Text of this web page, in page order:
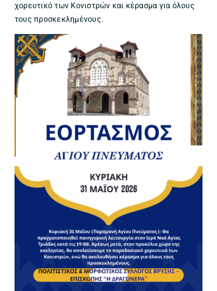
χορευτικό των Κονιστρών και κέρασμα για όλους
τους προσκεκλημένους.